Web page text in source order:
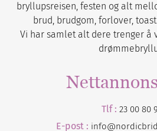
bryllupsreisen, festen og alt
brud, brudgom, forlover,
Vi har samlet alt dere trenger å
Tlf : 23 00 80
E-post :